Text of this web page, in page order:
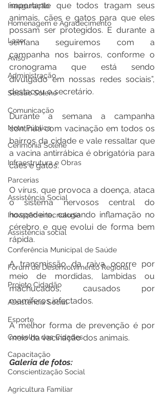
Inauguração
Homenagem e Agradecimento
Lazer
Aviso
Administração
Sessão Solene
Comunicação
Nota Pública
Cerimônia Solene
Infraestrutura e Obras
Parcerias
Assistência Social
Inovação e tecnologia
Assistência social
Conferência Municipal de Saúde
Fórum de Desenvolvimento Regional
Projeto Cidadão
Assistência Social
Esporte
Conselho das Cidades
Capacitação
Conscientização Social
Agricultura Familiar
importante que todos tragam seus
animais, cães e gatos para que eles
possam ser protegidos. E durante a
semana seguiremos com a
campanha nos bairros, conforme o
cronograma que está sendo
divulgado em nossas redes sociais”,
destacou o secretário.
Durante a semana a campanha
continua com vacinação em todos os
bairros da cidade e vale ressaltar que
a vacina antirrábica é obrigatória para
cães e gatos.
O vírus, que provoca a doença, ataca
o sistema nervosos central do
hospedeiro, causando inflamação no
cérebro e que evolui de forma bem
rápida.
A transmissão da raiva ocorre por
meio de mordidas, lambidas ou
machucados, causados por
mamíferos infectados.
A melhor forma de prevenção é por
meio da vacinação dos animais.
Galeria de fotos: